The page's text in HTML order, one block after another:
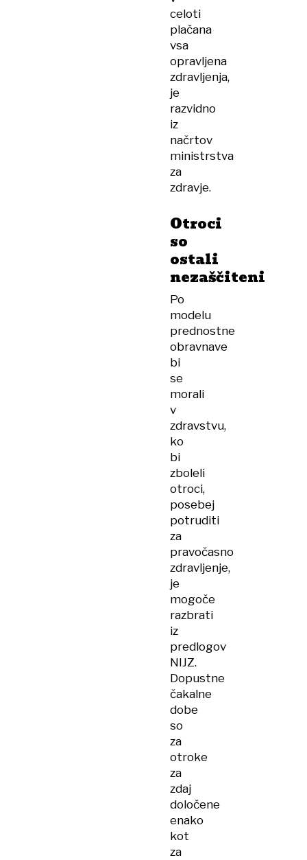
celoti
plačana
vsa
opravljena
zdravljenja,
je
razvidno
iz
načrtov
ministrstva
za
zdravje.
Otroci
so
ostali
nezaščiteni
Po
modelu
prednostne
obravnave
bi
se
morali
v
zdravstvu,
ko
bi
zboleli
otroci,
posebej
potruditi
za
pravočasno
zdravljenje,
je
mogoče
razbrati
iz
predlogov
NIJZ.
Dopustne
čakalne
dobe
so
za
otroke
za
zdaj
določene
enako
kot
za